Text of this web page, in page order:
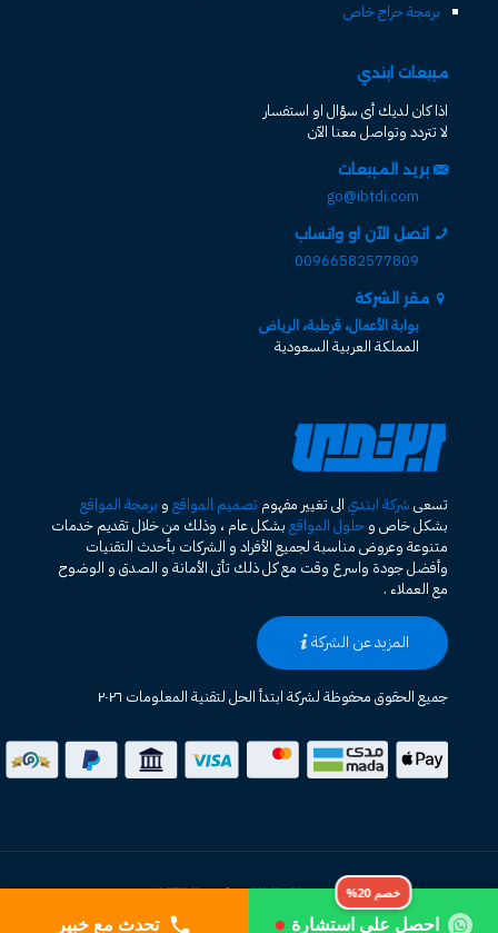
برمجة حراج خاص
مبيعات ابتدي
اذا كان لديك أى سؤال او استفسار
لا تتردد وتواصل معنا الآن
بريد المبيعات
go@ibtdi.com
اتصل الآن او واتساب
00966582577809
مقر الشركة
بوابة الأعمال، قرطبة، الرياض
المملكة العربية السعودية
خصم 20%
احصل على استشارة تحدث مع خبير
تسعى شركة ابتدي الى تغيير مفهوم تصميم المواقع و برمجة المواقع
بشكل خاص و حلول المواقع بشكل عام ، وذلك من خلال تقديم خدمات
متنوعة وعروض مناسبة لجميع الأفراد و الشركات بأحدث التقنيات
وأفضل جودة واسرع وقت مع كل ذلك تأتى الأمانة و الصدق و الوضوح
مع العملاء .
المزيد عن الشركة
جميع الحقوق محفوظة لشركة ابتدأ الحل لتقنية المعلومات ٢٠٢٦
خريطة الموقع HTML | XML Sitemap